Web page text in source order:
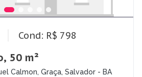
Cond: R$ 798
50 m²
Calmon, Graça, Salvador - BA